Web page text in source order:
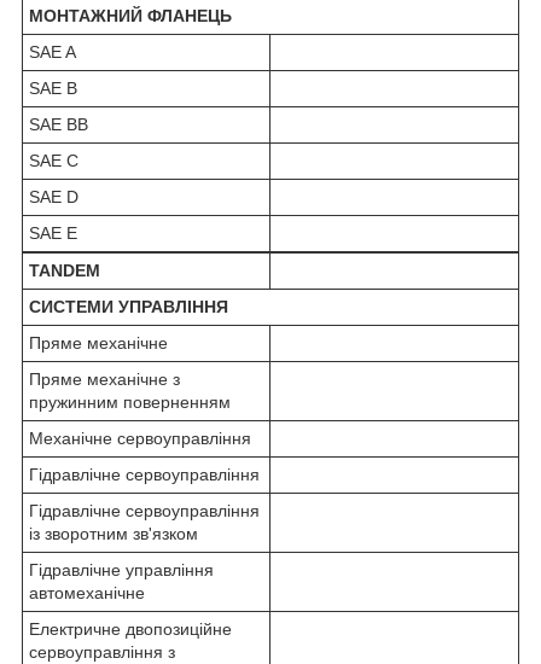
МОНТАЖНИЙ ФЛАНЕЦЬ
SAE A
SAE B
SAE BB
SAE C
SAE D
SAE E
TANDEM
СИСТЕМИ УПРАВЛІННЯ
Пряме механічне
Пряме механічне з
пружинним поверненням
Механічне сервоуправління
Гідравлічне сервоуправління
Гідравлічне сервоуправління
із зворотним зв'язком
Гідравлічне управління
автомеханічне
Електричне двопозиційне
сервоуправління з